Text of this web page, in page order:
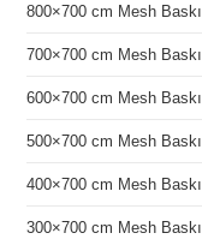
800×700 cm Mesh Baskı
700×700 cm Mesh Baskı
600×700 cm Mesh Baskı
500×700 cm Mesh Baskı
400×700 cm Mesh Baskı
300×700 cm Mesh Baskı